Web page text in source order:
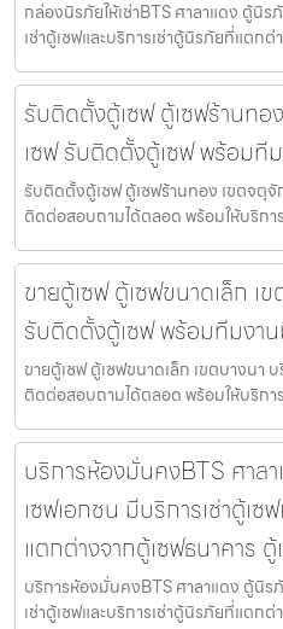
กล่องนิรภัยให้เช่าBTS ศาลาแดง ตู้นิ
เช่าตู้เซฟและบริการเช่าตู้นิรภัยที่แตก
รับติดตั้งตู้เซฟ ตู้เซฟร้านทอ
เซฟ รับติดตั้งตู้เซฟ พร้อมที
รับติดตั้งตู้เซฟ ตู้เซฟร้านทอง เขตจตุ
ติดต่อสอบถามได้ตลอด พร้อมให้บริกา
ขายตู้เซฟ ตู้เซฟขนาดเล็ก เ
รับติดตั้งตู้เซฟ พร้อมทีมงา
ขายตู้เซฟ ตู้เซฟขนาดเล็ก เขตบางนา
ติดต่อสอบถามได้ตลอด พร้อมให้บริกา
บริการห้องมั่นคงBTS ศาล
เซฟเอกชน มีบริการเช่าตู้เซ
แตกต่างจากตู้เซฟธนาคาร
บริการห้องมั่นคงBTS ศาลาแดง ตู้นิร
เช่าตู้เซฟและบริการเช่าตู้นิรภัยที่แตก